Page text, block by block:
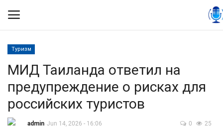
Контакты
Правила размещения
Туризм
МИД Таиланда ответил на
предупреждение о рисках для
российских туристов
admin Jun 14, 2026 - 16:06 0 25